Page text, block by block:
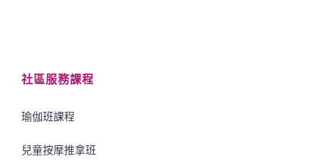
社區服務課程
瑜伽班課程
兒童按摩推拿班